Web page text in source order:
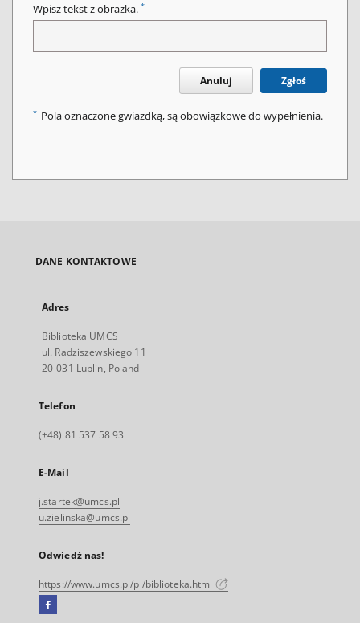
Wpisz tekst z obrazka. *
Anuluj Zgłoś
* Pola oznaczone gwiazdką, są obowiązkowe do wypełnienia.
DANE KONTAKTOWE
Adres
Biblioteka UMCS
ul. Radziszewskiego 11
20-031 Lublin, Poland
Telefon
(+48) 81 537 58 93
E-Mail
j.startek@umcs.pl
u.zielinska@umcs.pl
Odwiedź nas!
https://www.umcs.pl/pl/biblioteka.htm
Facebook